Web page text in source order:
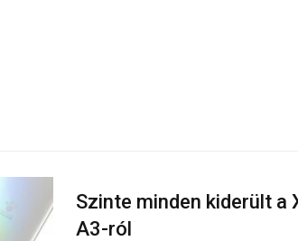
Szinte minden kiderült a
A3-ról